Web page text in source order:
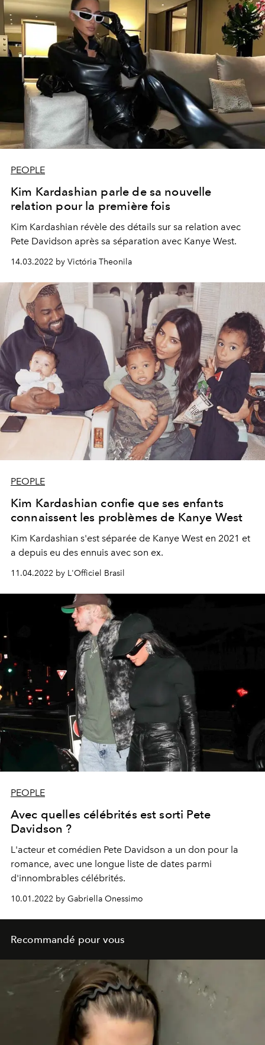
PEOPLE
Kim Kardashian parle de sa nouvelle
relation pour la première fois
Kim Kardashian révèle des détails sur sa relation avec
Pete Davidson après sa séparation avec Kanye West.
14.03.2022 by Victória Theonila
PEOPLE
Kim Kardashian confie que ses enfants
connaissent les problèmes de Kanye West
Kim Kardashian s'est séparée de Kanye West en 2021 et
a depuis eu des ennuis avec son ex.
11.04.2022 by L'Officiel Brasil
PEOPLE
Avec quelles célébrités est sorti Pete
Davidson ?
L'acteur et comédien Pete Davidson a un don pour la
romance, avec une longue liste de dates parmi
d'innombrables célébrités.
10.01.2022 by Gabriella Onessimo
Recommandé pour vous